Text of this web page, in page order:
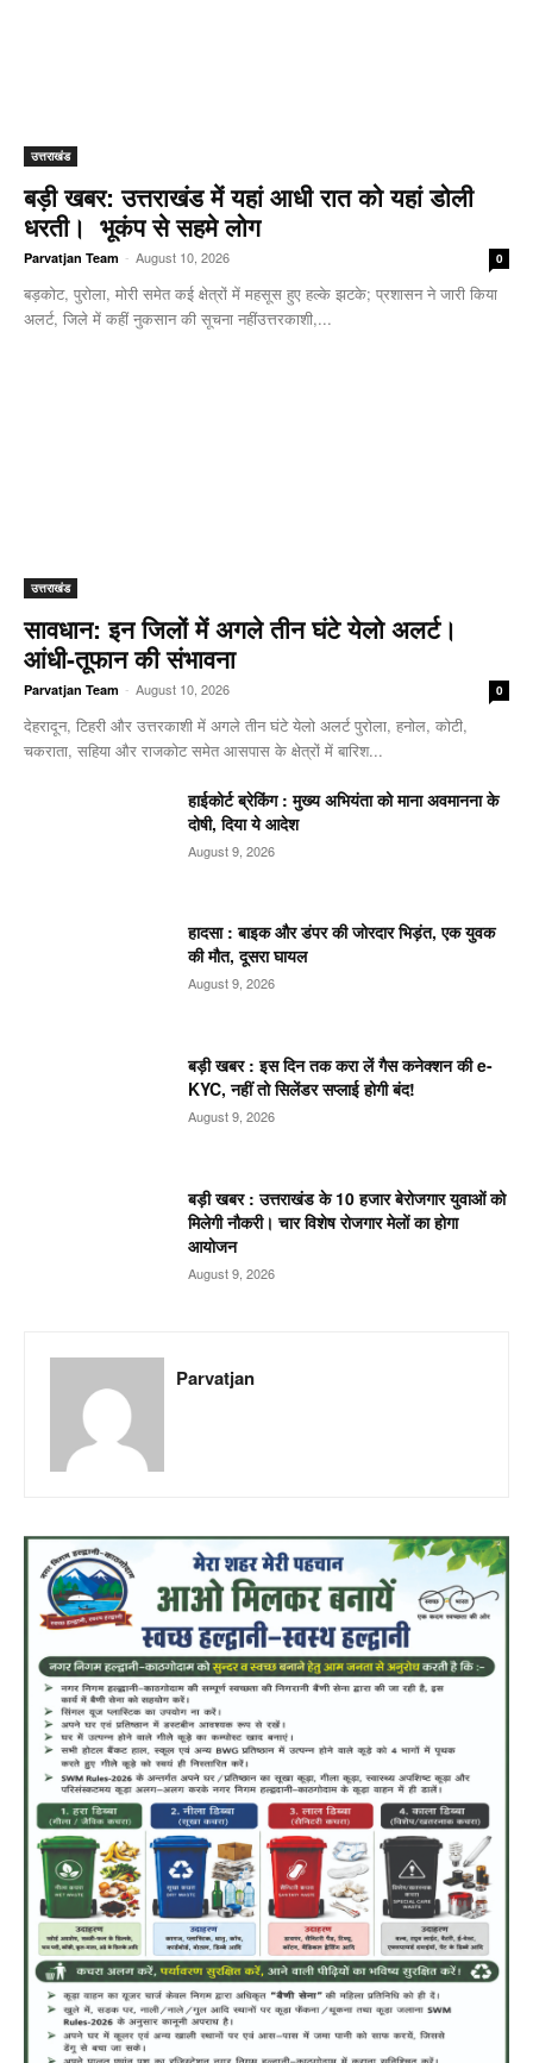
उत्तराखंड
बड़ी खबर: उत्तराखंड में यहां आधी रात को यहां डोली
धरती। भूकंप से सहमे लोग
Parvatjan Team - August 10, 2026 0
बड़कोट, पुरोला, मोरी समेत कई क्षेत्रों में महसूस हुए हल्के झटके; प्रशासन ने जारी किया
अलर्ट, जिले में कहीं नुकसान की सूचना नहींउत्तरकाशी,...
उत्तराखंड
सावधान: इन जिलों में अगले तीन घंटे येलो अलर्ट।
आंधी-तूफान की संभावना
Parvatjan Team - August 10, 2026 0
देहरादून, टिहरी और उत्तरकाशी में अगले तीन घंटे येलो अलर्ट पुरोला, हनोल, कोटी,
चकराता, सहिया और राजकोट समेत आसपास के क्षेत्रों में बारिश...
हाईकोर्ट ब्रेकिंग : मुख्य अभियंता को माना अवमानना के
दोषी, दिया ये आदेश
August 9, 2026
हादसा : बाइक और डंपर की जोरदार भिड़ंत, एक युवक
की मौत, दूसरा घायल
August 9, 2026
बड़ी खबर : इस दिन तक करा लें गैस कनेक्शन की e-
KYC, नहीं तो सिलेंडर सप्लाई होगी बंद!
August 9, 2026
बड़ी खबर : उत्तराखंड के 10 हजार बेरोजगार युवाओं को
मिलेगी नौकरी। चार विशेष रोजगार मेलों का होगा
आयोजन
August 9, 2026
Parvatjan